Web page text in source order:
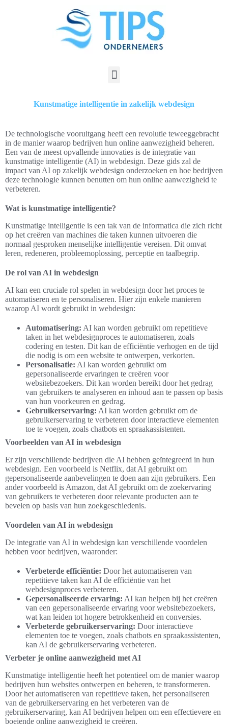
Kunstmatige intelligentie in zakelijk webdesign
De technologische vooruitgang heeft een revolutie teweeggebracht
in de manier waarop bedrijven hun online aanwezigheid beheren.
Een van de meest opvallende innovaties is de integratie van
kunstmatige intelligentie (AI) in webdesign. Deze gids zal de
impact van AI op zakelijk webdesign onderzoeken en hoe bedrijven
deze technologie kunnen benutten om hun online aanwezigheid te
verbeteren.
Wat is kunstmatige intelligentie?
Kunstmatige intelligentie is een tak van de informatica die zich richt
op het creëren van machines die taken kunnen uitvoeren die
normaal gesproken menselijke intelligentie vereisen. Dit omvat
leren, redeneren, probleemoplossing, perceptie en taalbegrip.
De rol van AI in webdesign
AI kan een cruciale rol spelen in webdesign door het proces te
automatiseren en te personaliseren. Hier zijn enkele manieren
waarop AI wordt gebruikt in webdesign:
Automatisering: AI kan worden gebruikt om repetitieve
taken in het webdesignproces te automatiseren, zoals
codering en testen. Dit kan de efficiëntie verhogen en de tijd
die nodig is om een website te ontwerpen, verkorten.
Personalisatie: AI kan worden gebruikt om
gepersonaliseerde ervaringen te creëren voor
websitebezoekers. Dit kan worden bereikt door het gedrag
van gebruikers te analyseren en inhoud aan te passen op basis
van hun voorkeuren en gedrag.
Gebruikerservaring: AI kan worden gebruikt om de
gebruikerservaring te verbeteren door interactieve elementen
toe te voegen, zoals chatbots en spraakassistenten.
Voorbeelden van AI in webdesign
Er zijn verschillende bedrijven die AI hebben geïntegreerd in hun
webdesign. Een voorbeeld is Netflix, dat AI gebruikt om
gepersonaliseerde aanbevelingen te doen aan zijn gebruikers. Een
ander voorbeeld is Amazon, dat AI gebruikt om de zoekervaring
van gebruikers te verbeteren door relevante producten aan te
bevelen op basis van hun zoekgeschiedenis.
Voordelen van AI in webdesign
De integratie van AI in webdesign kan verschillende voordelen
hebben voor bedrijven, waaronder:
Verbeterde efficiëntie: Door het automatiseren van
repetitieve taken kan AI de efficiëntie van het
webdesignproces verbeteren.
Gepersonaliseerde ervaring: AI kan helpen bij het creëren
van een gepersonaliseerde ervaring voor websitebezoekers,
wat kan leiden tot hogere betrokkenheid en conversies.
Verbeterde gebruikerservaring: Door interactieve
elementen toe te voegen, zoals chatbots en spraakassistenten,
kan AI de gebruikerservaring verbeteren.
Verbeter je online aanwezigheid met AI
Kunstmatige intelligentie heeft het potentieel om de manier waarop
bedrijven hun websites ontwerpen en beheren, te transformeren.
Door het automatiseren van repetitieve taken, het personaliseren
van de gebruikerservaring en het verbeteren van de
gebruikerservaring, kan AI bedrijven helpen om een effectievere en
boeiende online aanwezigheid te creëren.